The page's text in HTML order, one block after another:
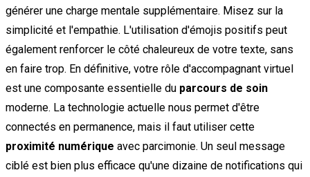
générer une charge mentale supplémentaire. Misez sur la
simplicité et l'empathie. L'utilisation d'émojis positifs peut
également renforcer le côté chaleureux de votre texte, sans
en faire trop. En définitive, votre rôle d'accompagnant virtuel
est une composante essentielle du parcours de soin
moderne. La technologie actuelle nous permet d'être
connectés en permanence, mais il faut utiliser cette
proximité numérique avec parcimonie. Un seul message
ciblé est bien plus efficace qu'une dizaine de notifications qui